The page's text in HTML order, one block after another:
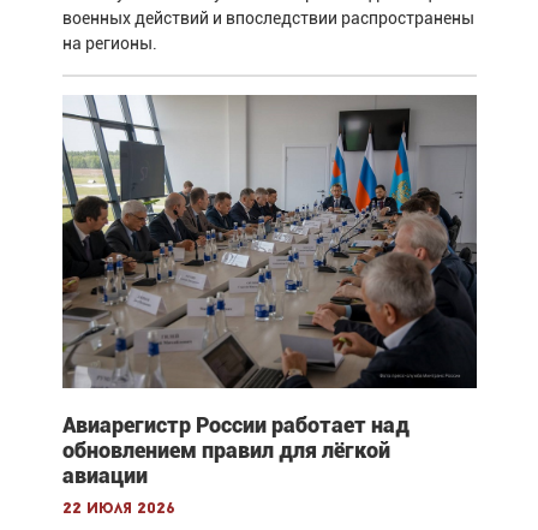
военных действий и впоследствии распространены
на регионы.
Авиарегистр России работает над
обновлением правил для лёгкой
авиации
22 июля 2026